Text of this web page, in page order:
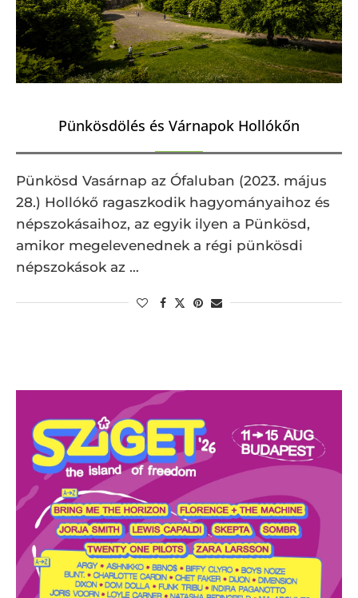
Pünkösdölés és Várnapok Hollókőn
Pünkösd Vasárnap az Ófaluban (2023. május
28.) Hollókő ragaszkodik hagyományaihoz és
népszokásaihoz, az egyik ilyen a Pünkösd,
amikor megelevenednek a régi pünkösdi
népszokások az …